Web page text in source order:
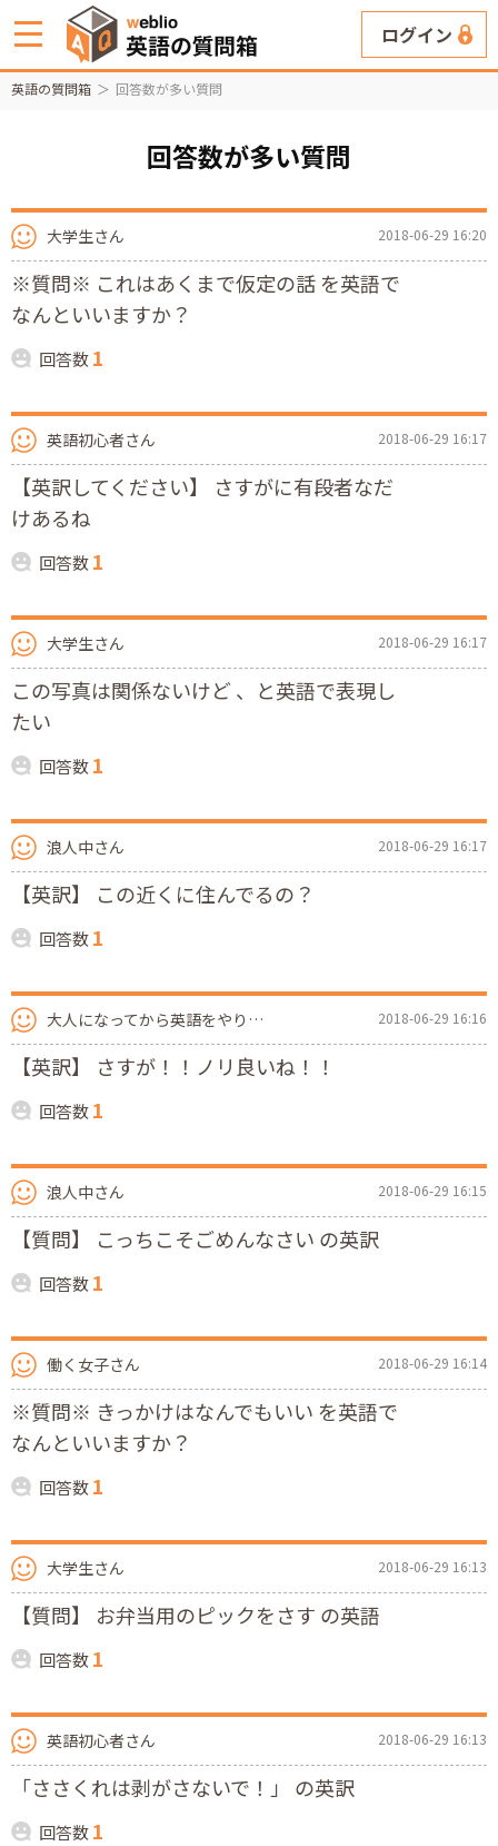
ログイン
英語の質問箱 回答数が多い質問
回答数が多い質問
大学生さん 2018-06-29 16:20
※質問※ これはあくまで仮定の話 を英語で
なんといいますか？
回答数1
英語初心者さん 2018-06-29 16:17
【英訳してください】 さすがに有段者なだ
けあるね
回答数1
大学生さん 2018-06-29 16:17
この写真は関係ないけど 、と英語で表現し
たい
回答数1
浪人中さん 2018-06-29 16:17
【英訳】 この近くに住んでるの？
回答数1
大人になってから英語をやり直し中さん 2018-06-29 16:16
【英訳】 さすが！！ノリ良いね！！
回答数1
浪人中さん 2018-06-29 16:15
【質問】 こっちこそごめんなさい の英訳
回答数1
働く女子さん 2018-06-29 16:14
※質問※ きっかけはなんでもいい を英語で
なんといいますか？
回答数1
大学生さん 2018-06-29 16:13
【質問】 お弁当用のピックをさす の英語
回答数1
英語初心者さん 2018-06-29 16:13
「ささくれは剥がさないで！」 の英訳
回答数1